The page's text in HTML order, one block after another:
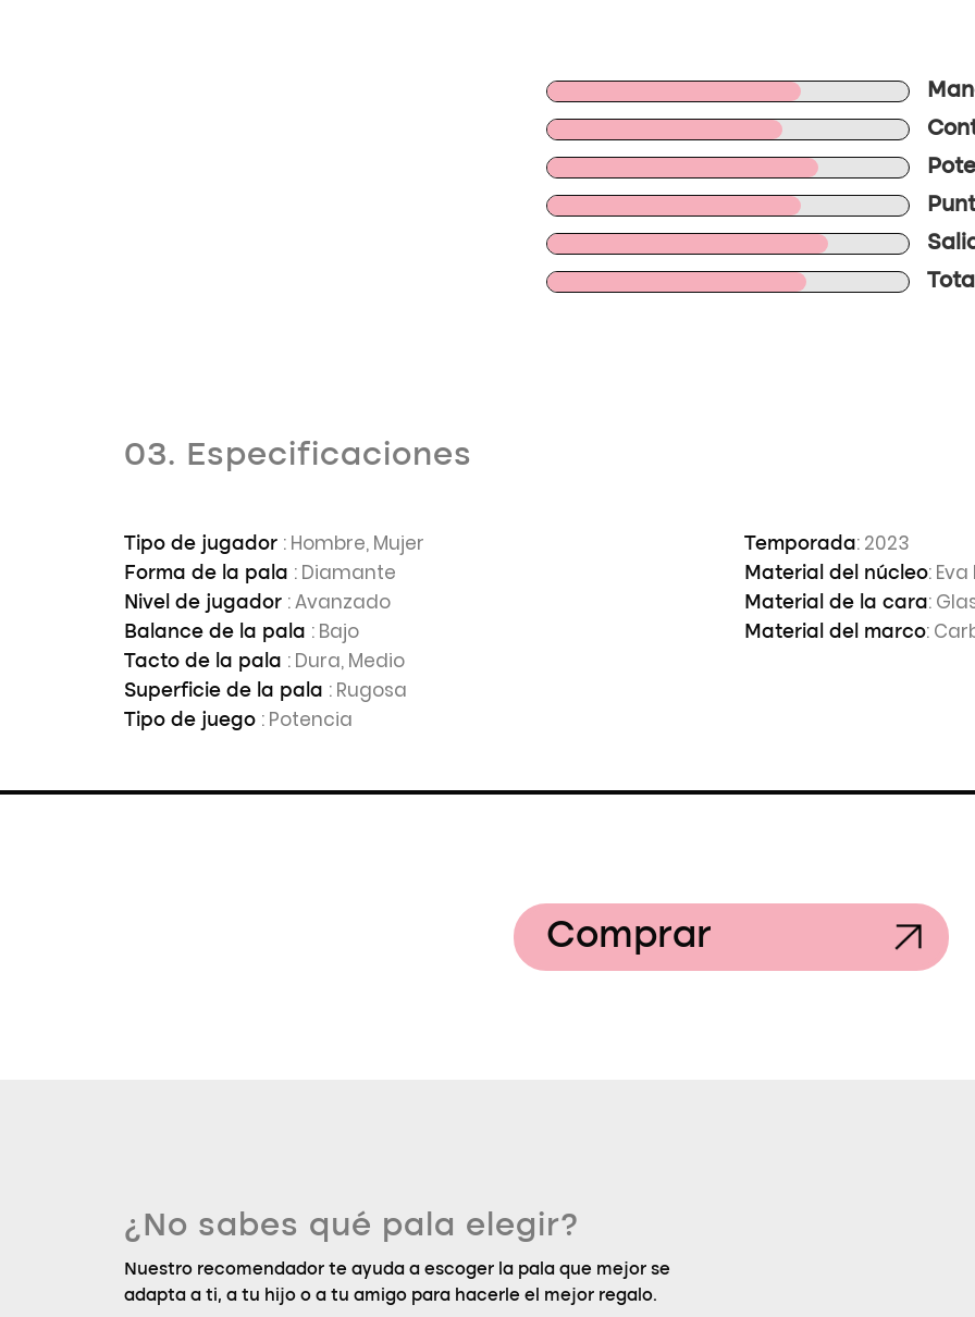
03. Especificaciones
Tipo de jugador : Hombre, Mujer
Forma de la pala : Diamante
Nivel de jugador : Avanzado
Balance de la pala : Bajo
Tacto de la pala : Dura, Medio
Superficie de la pala : Rugosa
Tipo de juego : Potencia
Temporada: 2023
Material del núcleo:
Material de la cara:
Material del marco:
Comprar
¿No sabes qué pala elegir?
Nuestro recomendador te ayuda a escoger la pala que mejor se
adapta a ti, a tu hijo o a tu amigo para hacerle el mejor regalo.